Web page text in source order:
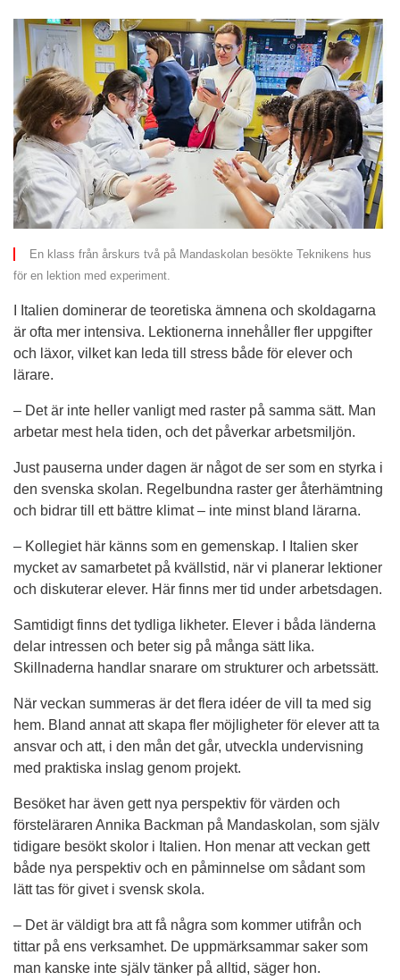
En klass från årskurs två på Mandaskolan besökte Teknikens hus
för en lektion med experiment.
I Italien dominerar de teoretiska ämnena och skoldagarna
är ofta mer intensiva. Lektionerna innehåller fler uppgifter
och läxor, vilket kan leda till stress både för elever och
lärare.
– Det är inte heller vanligt med raster på samma sätt. Man
arbetar mest hela tiden, och det påverkar arbetsmiljön.
Just pauserna under dagen är något de ser som en styrka i
den svenska skolan. Regelbundna raster ger återhämtning
och bidrar till ett bättre klimat – inte minst bland lärarna.
– Kollegiet här känns som en gemenskap. I Italien sker
mycket av samarbetet på kvällstid, när vi planerar lektioner
och diskuterar elever. Här finns mer tid under arbetsdagen.
Samtidigt finns det tydliga likheter. Elever i båda länderna
delar intressen och beter sig på många sätt lika.
Skillnaderna handlar snarare om strukturer och arbetssätt.
När veckan summeras är det flera idéer de vill ta med sig
hem. Bland annat att skapa fler möjligheter för elever att ta
ansvar och att, i den mån det går, utveckla undervisning
med praktiska inslag genom projekt.
Besöket har även gett nya perspektiv för värden och
försteläraren Annika Backman på Mandaskolan, som själv
tidigare besökt skolor i Italien. Hon menar att veckan gett
både nya perspektiv och en påminnelse om sådant som
lätt tas för givet i svensk skola.
– Det är väldigt bra att få några som kommer utifrån och
tittar på ens verksamhet. De uppmärksammar saker som
man kanske inte själv tänker på alltid, säger hon.